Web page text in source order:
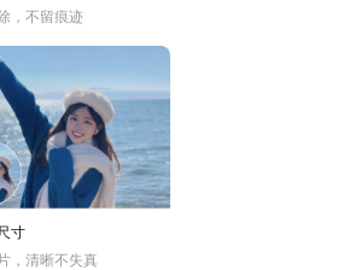
，不留痕迹
寸
，清晰不失真